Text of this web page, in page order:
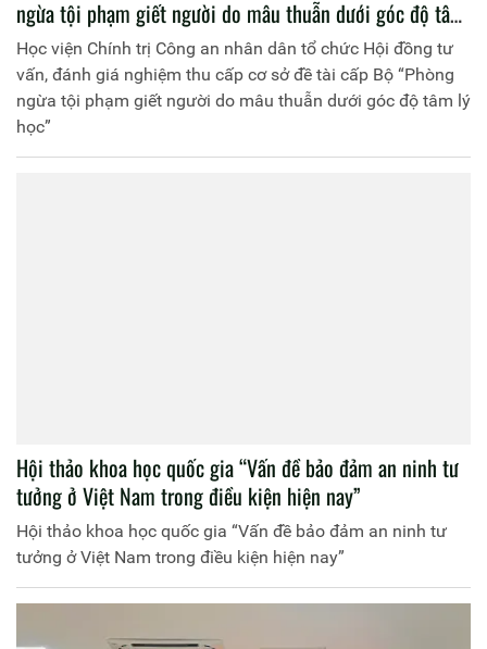
ngừa tội phạm giết người do mâu thuẫn dưới góc độ tâm
lý học”
Học viện Chính trị Công an nhân dân tổ chức Hội đồng tư
vấn, đánh giá nghiệm thu cấp cơ sở đề tài cấp Bộ “Phòng
ngừa tội phạm giết người do mâu thuẫn dưới góc độ tâm lý
học”
Hội thảo khoa học quốc gia “Vấn đề bảo đảm an ninh tư
tưởng ở Việt Nam trong điều kiện hiện nay”
Hội thảo khoa học quốc gia “Vấn đề bảo đảm an ninh tư
tưởng ở Việt Nam trong điều kiện hiện nay”